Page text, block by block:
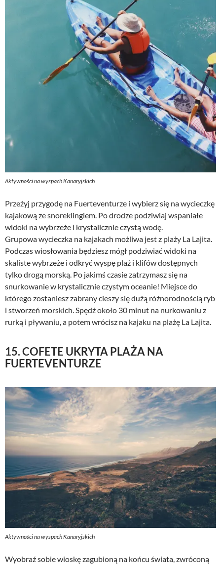
Aktywności na wyspach Kanaryjskich
Przeżyj przygodę na Fuerteventurze i wybierz się na wycieczkę
kajakową ze snoreklingiem. Po drodze podziwiaj wspaniałe
widoki na wybrzeże i krystalicznie czystą wodę.
Grupowa wycieczka na kajakach możliwa jest z plaży La Lajita.
Podczas wiosłowania będziesz mógł podziwiać widoki na
skaliste wybrzeże i odkryć wyspę plaż i klifów dostępnych
tylko drogą morską. Po jakimś czasie zatrzymasz się na
snurkowanie w krystalicznie czystym oceanie! Miejsce do
którego zostaniesz zabrany cieszy się dużą różnorodnością ryb
i stworzeń morskich. Spędź około 30 minut na nurkowaniu z
rurką i pływaniu, a potem wrócisz na kajaku na plażę La Lajita.
15. COFETE UKRYTA PLAŻA NA
FUERTEVENTURZE
Aktywności na wyspach Kanaryjskich
Wyobraź sobie wioskę zagubioną na końcu świata, zwróconą